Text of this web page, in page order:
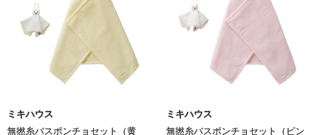
ミキハウス
無撚糸バスポンチョセット（黄
ミキハウス
無撚糸バスポンチョセット（ピン